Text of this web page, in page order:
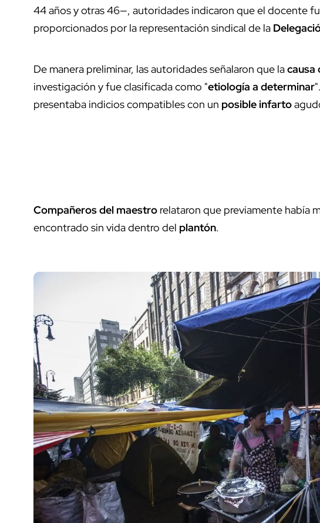
44 años y otras 46—, autoridades indicaron que el docente
proporcionados por la representación sindical de la
De manera preliminar, las autoridades señalaron que lacausa
investigación y fue clasificada como "etiología a determinar
presentaba indicios compatibles con un posible infarto
Compañeros del maestro relataron que previamente había
encontrado sin vida dentro del plantón.